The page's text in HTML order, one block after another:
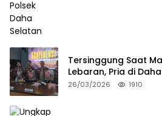
Tersinggung Saat
Lebaran, Pria di
Tusuk Teman Sendiri
26/03/2026 1910